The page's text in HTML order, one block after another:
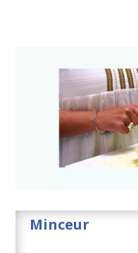
Minceur